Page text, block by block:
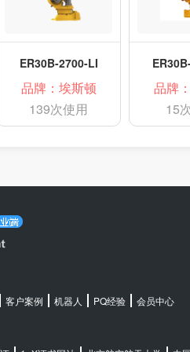
ER30B-2700-LI
品牌：埃斯顿
139次使用
品牌
15
客户案例 机器人 PQ经验 会员中心